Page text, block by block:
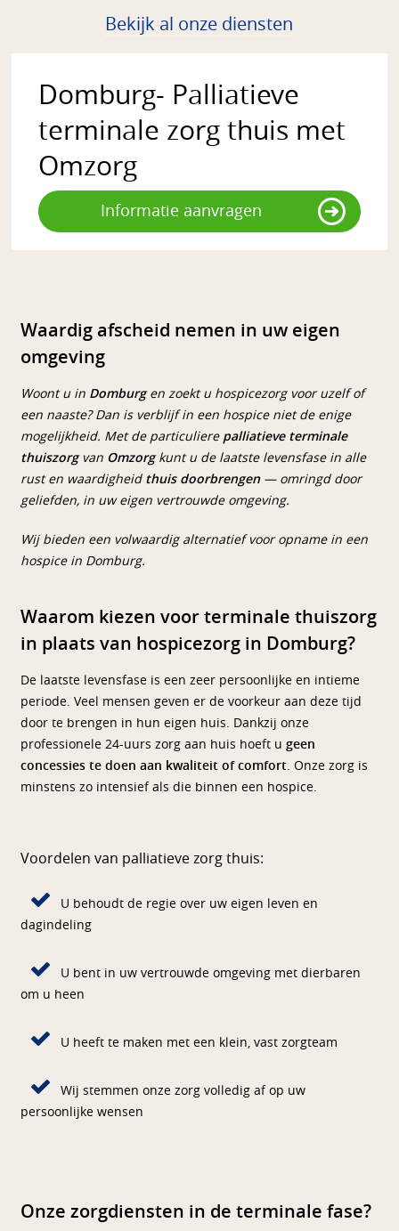
Domburg- Palliatieve
terminale zorg thuis met
Omzorg
Informatie aanvragen
Waardig afscheid nemen in uw eigen
omgeving
Woont u in Domburgen zoekt u hospicezorg voor uzelf of
een naaste? Dan is verblijf in een hospice niet de enige
mogelijkheid. Met de particuliere palliatieve terminale
thuiszorgvan Omzorgkunt u de laatste levensfase in alle
rust en waardigheid thuis doorbrengen — omringd door
geliefden, in uw eigen vertrouwde omgeving.
Wij bieden een volwaardig alternatief voor opname in een
hospice in Domburg.
Waarom kiezen voor terminale thuiszorg
in plaats van hospicezorg in Domburg?
De laatste levensfase is een zeer persoonlijke en intieme
periode. Veel mensen geven er de voorkeur aan deze tijd
door te brengen in hun eigen huis. Dankzij onze
professionele 24-uurs zorg aan huis hoeft ugeen
concessies te doen aan kwaliteit of comfort. Onze zorg is
minstens zo intensief als die binnen een hospice.
Voordelen van palliatieve zorg thuis:
U behoudt de regie over uw eigen leven en
dagindeling
U bent in uw vertrouwde omgeving met dierbaren
om u heen
U heeft te maken met een klein, vast zorgteam
Wij stemmen onze zorg volledig af op uw
persoonlijke wensen
Onze zorgdiensten in de terminale fase?
Bekijk al onze diensten